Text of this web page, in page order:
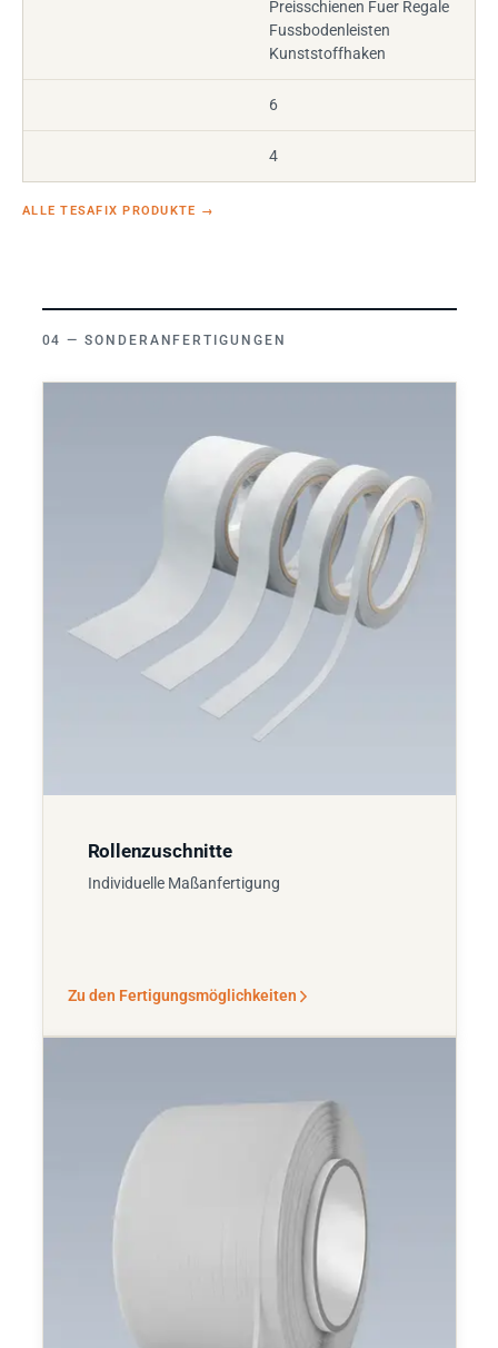
Preisschienen Fuer Regale
Fussbodenleisten
Kunststoffhaken
6
4
ALLE TESAFIX PRODUKTE →
SONDERANFERTIGUNGEN
Rollenzuschnitte
Individuelle Maßanfertigung
Zu den Fertigungsmöglichkeiten